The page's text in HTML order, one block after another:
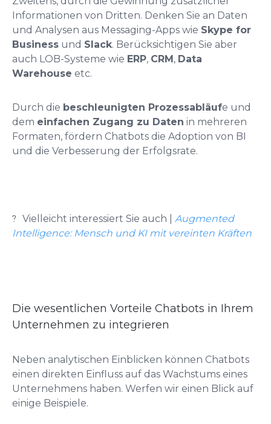
Informationen von Dritten. Denken Sie an Daten
und Analysen aus Messaging-Apps wie Skype for
Business und Slack. Berücksichtigen Sie aber
auch LOB-Systeme wie ERP, CRM, Data
Warehouse etc.
Durch die beschleunigten Prozessabläufe und
dem einfachen Zugang zu Daten in mehreren
Formaten, fördern Chatbots die Adoption von BI
und die Verbesserung der Erfolgsrate.
? Vielleicht interessiert Sie auch
Augmented
Intelligence: Mensch und KI mit vereinten Kräften
Die wesentlichen Vorteile Chatbots in Ihrem
Unternehmen zu integrieren
Neben analytischen Einblicken können Chatbots
einen direkten Einfluss auf das Wachstums eines
Unternehmens haben. Werfen wir einen Blick auf
einige Beispiele.